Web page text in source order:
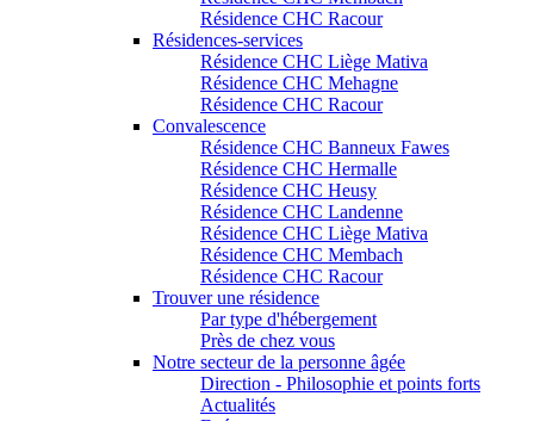
Résidence CHC Racour
Résidences-services
Résidence CHC Liège Mativa
Résidence CHC Mehagne
Résidence CHC Racour
Convalescence
Résidence CHC Banneux Fawes
Résidence CHC Hermalle
Résidence CHC Heusy
Résidence CHC Landenne
Résidence CHC Liège Mativa
Résidence CHC Membach
Résidence CHC Racour
Trouver une résidence
Par type d'hébergement
Près de chez vous
Notre secteur de la personne âgée
Direction - Philosophie et points forts
Actualités